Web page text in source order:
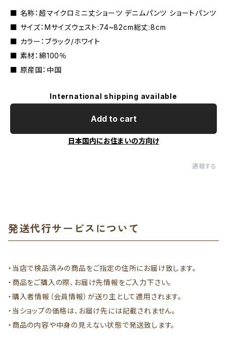
■ 名称：超マイクロミニ丈ショーツ デニムパンツ ショートパンツ
■ サイズ：Mサイズウェスト:74~82cm総丈:8cm
■ カラー：ブラック/ホワイト
■ 素材：綿100％
■ 原産国：中国
International shipping available
Add to cart
日本国内にお住まいの方向け
通報する
発送代行サービスについて
・当店で検品済みの商品をご指定の住所にお届け致します。
・商品をご購入の際、お届け先情報をご入力下さい。
・購入者情報（会員情報）が送り主として適用されます。
・当ショップの価格は、お届け先には記載されません。
・商品の内容や中身の見えない状態で発送致します。